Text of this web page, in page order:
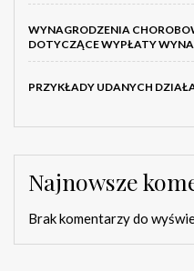
WYNAGRODZENIA
DOTYCZĄCE WYPŁATY
PRZYKŁADY UDANYCH
Najnowsze
Brak komentarzy do